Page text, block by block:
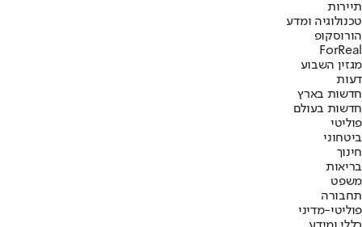
תיירות
טכנולוגיה ומדע
הורוסקופ
ForReal
מגזין השבוע
דעות
חדשות בארץ
חדשות בעולם
פוליטי
ביטחוני
חינוך
בריאות
משפט
תחבורה
פוליטי-מדיני